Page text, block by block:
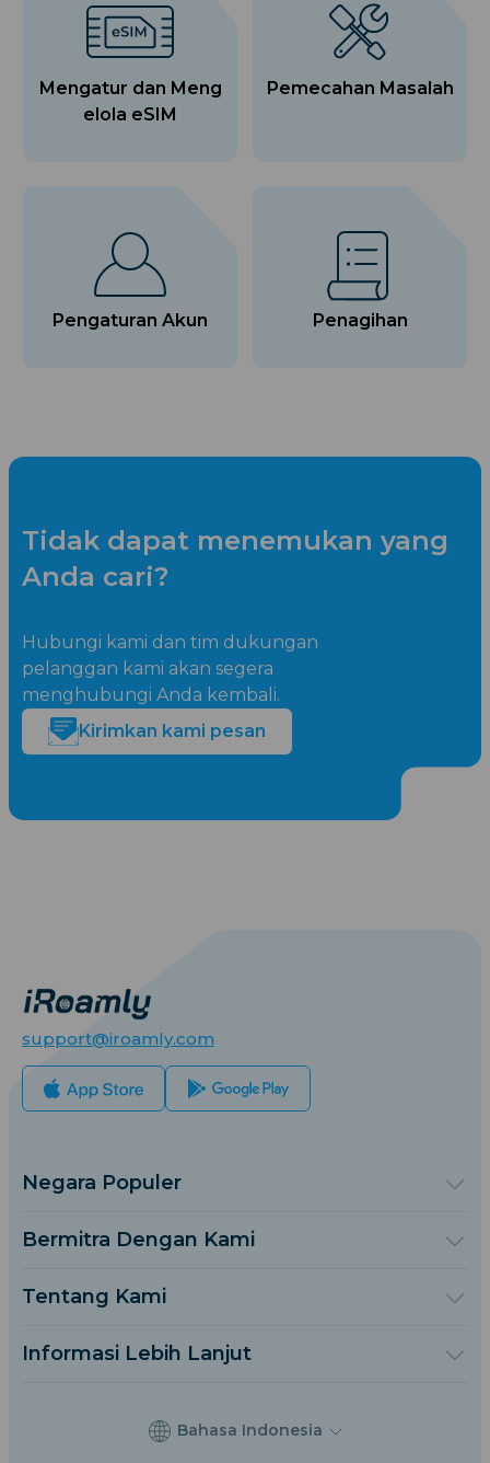
Mengatur dan Meng
elola eSIM
Pemecahan Masalah
Pengaturan Akun Penagihan
Tidak dapat menemukan yang
Anda cari?
Hubungi kami dan tim dukungan
pelanggan kami akan segera
menghubungi Anda kembali.
Kirimkan kami pesan
support@iroamly.com
Negara Populer
Kerajaan Inggris
Thailand
Italia
Bermitra Dengan Kami
Referensi & Dapatkan
Program Afiliasi
Tentang Kami
Hubungi Kami
Informasi Lebih Lanjut
Bahasa Indonesia